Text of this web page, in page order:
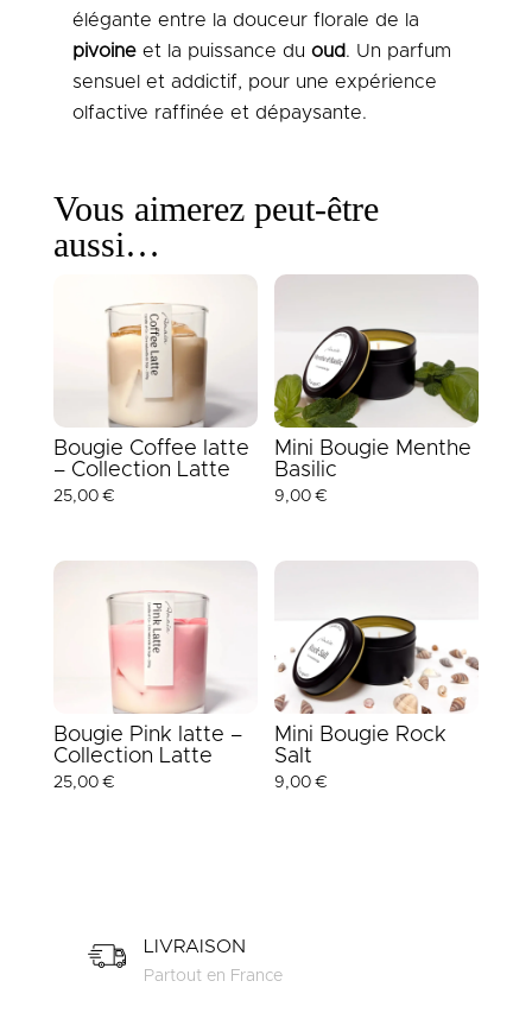
élégante entre la douceur florale de la
pivoineet la puissance du oud. Un parfum
sensuel et addictif, pour une expérience
olfactive raffinée et dépaysante.
Vous aimerez peut-être
aussi…
Bougie Coffee latte
– Collection Latte
25,00€
Mini Bougie Menthe
Basilic
9,00€
Bougie Pink latte –
Collection Latte
25,00€
Mini Bougie Rock
Salt
9,00€
LIVRAISON
Partout en France